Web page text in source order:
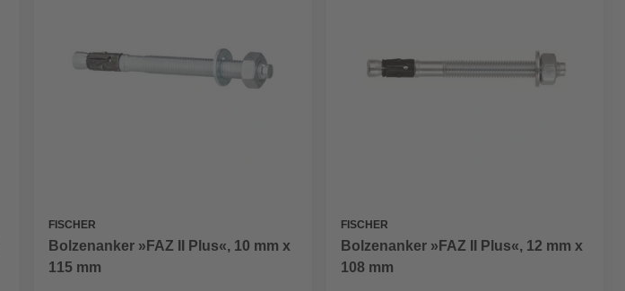
FISCHER
Bolzenanker »FAZ II Plus«, 10 mm x
115 mm
FISCHER
Bolzenanker »FAZ II Plus«, 12 mm x
108 mm